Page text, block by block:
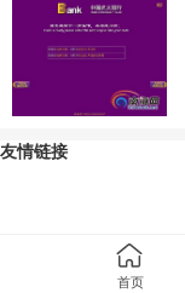
友情链接
首页